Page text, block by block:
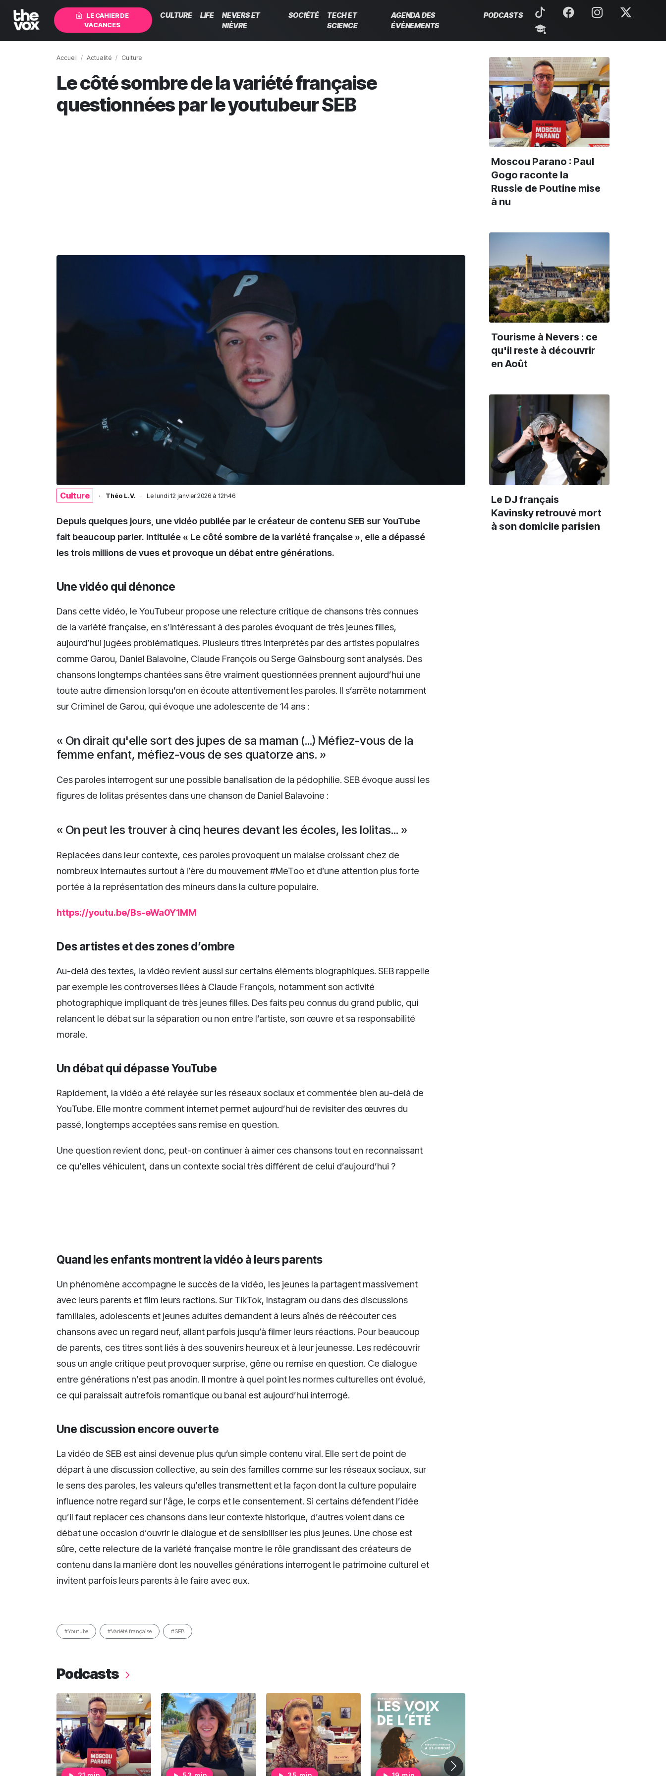
LE CAHIER DE
VACANCES
CULTURE LIFE
NEVERS ET
NIÈVRE
SOCIÉTÉ
TECH ET
SCIENCE
AGENDA DES
ÉVÈNEMENTS
PODCASTS
Accueil Actualité Culture
Le côté sombre de la variété française
questionnées par le youtubeur SEB
Culture · Théo L.V. · Le lundi 12 janvier 2026 à 12h46
Depuis quelques jours, une vidéo publiée par le créateur de contenu SEB sur YouTube
fait beaucoup parler. Intitulée « Le côté sombre de la variété française », elle a dépassé
les trois millions de vues et provoque un débat entre générations.
Une vidéo qui dénonce
Dans cette vidéo, le YouTubeur propose une relecture critique de chansons très connues
de la variété française, en s’intéressant à des paroles évoquant de très jeunes filles,
aujourd’hui jugées problématiques. Plusieurs titres interprétés par des artistes populaires
comme Garou, Daniel Balavoine, Claude François ou Serge Gainsbourg sont analysés. Des
chansons longtemps chantées sans être vraiment questionnées prennent aujourd’hui une
toute autre dimension lorsqu’on en écoute attentivement les paroles. Il s’arrête notamment
sur Criminel de Garou, qui évoque une adolescente de 14 ans :
« On dirait qu'elle sort des jupes de sa maman (...) Méfiez-vous de la
femme enfant, méfiez-vous de ses quatorze ans. »
Ces paroles interrogent sur une possible banalisation de la pédophilie. SEB évoque aussi les
figures de lolitas présentes dans une chanson de Daniel Balavoine :
« On peut les trouver à cinq heures devant les écoles, les lolitas... »
Replacées dans leur contexte, ces paroles provoquent un malaise croissant chez de
nombreux internautes surtout à l’ère du mouvement #MeToo et d’une attention plus forte
portée à la représentation des mineurs dans la culture populaire.
https://youtu.be/Bs-eWa0Y1MM
Des artistes et des zones d’ombre
Au-delà des textes, la vidéo revient aussi sur certains éléments biographiques. SEB rappelle
par exemple les controverses liées à Claude François, notamment son activité
photographique impliquant de très jeunes filles. Des faits peu connus du grand public, qui
relancent le débat sur la séparation ou non entre l’artiste, son œuvre et sa responsabilité
morale.
Un débat qui dépasse YouTube
Rapidement, la vidéo a été relayée sur les réseaux sociaux et commentée bien au-delà de
YouTube. Elle montre comment internet permet aujourd’hui de revisiter des œuvres du
passé, longtemps acceptées sans remise en question.
Une question revient donc, peut-on continuer à aimer ces chansons tout en reconnaissant
ce qu’elles véhiculent, dans un contexte social très différent de celui d’aujourd’hui ?
Quand les enfants montrent la vidéo à leurs parents
Un phénomène accompagne le succès de la vidéo, les jeunes la partagent massivement
avec leurs parents et film leurs ractions. Sur TikTok, Instagram ou dans des discussions
familiales, adolescents et jeunes adultes demandent à leurs aînés de réécouter ces
chansons avec un regard neuf, allant parfois jusqu’à filmer leurs réactions. Pour beaucoup
de parents, ces titres sont liés à des souvenirs heureux et à leur jeunesse. Les redécouvrir
sous un angle critique peut provoquer surprise, gêne ou remise en question. Ce dialogue
entre générations n’est pas anodin. Il montre à quel point les normes culturelles ont évolué,
ce qui paraissait autrefois romantique ou banal est aujourd’hui interrogé.
Une discussion encore ouverte
La vidéo de SEB est ainsi devenue plus qu’un simple contenu viral. Elle sert de point de
départ à une discussion collective, au sein des familles comme sur les réseaux sociaux, sur
le sens des paroles, les valeurs qu’elles transmettent et la façon dont la culture populaire
influence notre regard sur l’âge, le corps et le consentement. Si certains défendent l’idée
qu’il faut replacer ces chansons dans leur contexte historique, d’autres voient dans ce
débat une occasion d’ouvrir le dialogue et de sensibiliser les plus jeunes. Une chose est
sûre, cette relecture de la variété française montre le rôle grandissant des créateurs de
contenu dans la manière dont les nouvelles générations interrogent le patrimoine culturel et
invitent parfois leurs parents à le faire avec eux.
#Youtube #Variété française #SEB
Podcasts
Moscou Parano : Paul
Gogo raconte la
Russie de Poutine mise
à nu
Tourisme à Nevers : ce
qu'il reste à découvrir
en Août
Le DJ français
Kavinsky retrouvé mort
à son domicile parisien